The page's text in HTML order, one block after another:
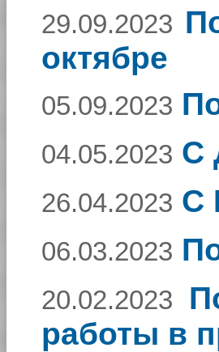
29.09.2023
октябре
05.09.2023
04.05.2023 С
26.04.2023 С
06.03.2023
20.02.2023
работы в